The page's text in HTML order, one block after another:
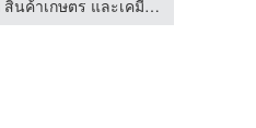
ซื้อขาย นำเข้าส่งออก สินค้าเกษตร และเคมีภัณฑ์ด้านการเกษตร